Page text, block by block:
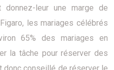
leur une marge de
les mariages célébrés
65% des mariages en
la tâche pour réserver des